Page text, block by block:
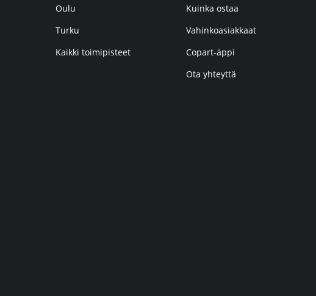
Oulu
Turku
Kaikki toimipisteet
Kuinka ostaa
Vahinkoasiakkaat
Copart-äppi
Ota yhteyttä